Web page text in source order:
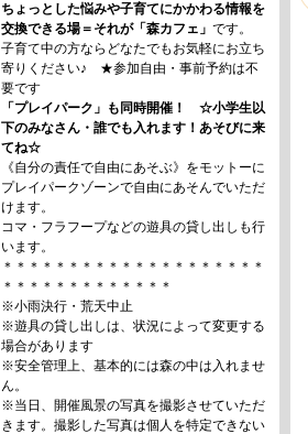
ちょっとした悩みや子育てにかかわる情報を
交換できる場＝それが「森カフェ」 です。
子育て中の方ならどなたでもお気軽にお立ち
寄りください♪ ★参加自由・事前予約は不
要です
「プレイパーク」も同時開催！ ☆小学生以
下のみなさん・誰でも入れます！あそびに来
てね☆
《自分の責任で自由にあそぶ》をモットーに
プレイパークゾーンで自由にあそんでいただ
けます。
コマ・フラフープなどの遊具の貸し出しも行
います。
＊＊＊＊＊＊＊＊＊＊＊＊＊＊＊＊＊＊＊＊
＊＊＊＊＊＊＊＊＊＊＊＊＊
※小雨決行・荒天中止
※遊具の貸し出しは、状況によって変更する
場合があります
※安全管理上、基本的には森の中は入れませ
ん。
※当日、開催風景の写真を撮影させていただ
きます。撮影した写真は個人を特定できない